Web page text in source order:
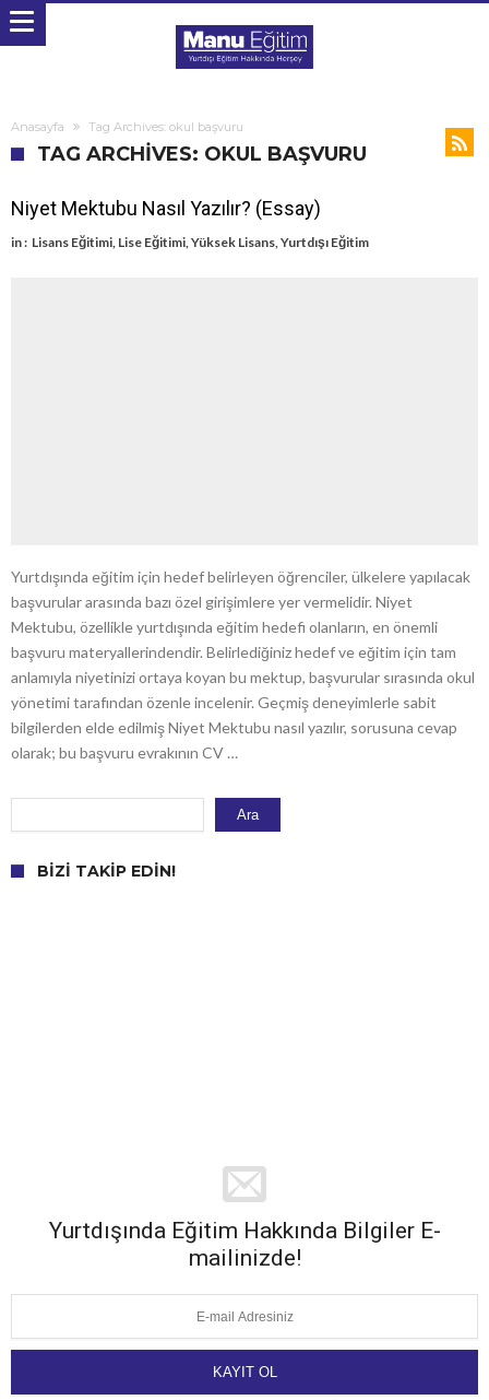
Anasayfa Tag Archives: okul başvuru
TAG ARCHIVES: OKUL BAŞVURU
Niyet Mektubu Nasıl Yazılır? (Essay)
in : Lisans Eğitimi, Lise Eğitimi,Yüksek Lisans,Yurtdışı Eğitim
Yurtdışında eğitim için hedef belirleyen öğrenciler, ülkelere yapılacak
başvurular arasında bazı özel girişimlere yer vermelidir. Niyet
Mektubu, özellikle yurtdışında eğitim hedefi olanların, en önemli
başvuru materyallerindendir. Belirlediğiniz hedef ve eğitim için tam
anlamıyla niyetinizi ortaya koyan bu mektup, başvurular sırasında okul
yönetimi tarafından özenle incelenir. Geçmiş deneyimlerle sabit
bilgilerden elde edilmiş Niyet Mektubu nasıl yazılır, sorusuna cevap
olarak; bu başvuru evrakının CV …
Ara
BIZI TAKIP EDIN!
Yurtdışında Eğitim Hakkında Bilgiler E-
mailinizde!